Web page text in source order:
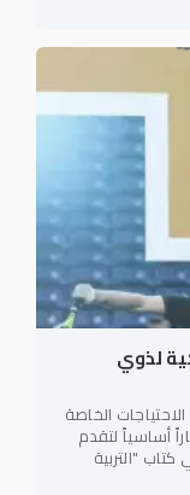
لذوي
الخاصة
أساسياً لتقدم
"التربية